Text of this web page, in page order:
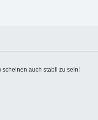
auch stabil zu sein!